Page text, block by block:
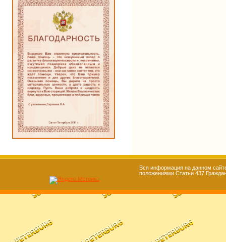
Вся информация на данном
положениями Статьи 437